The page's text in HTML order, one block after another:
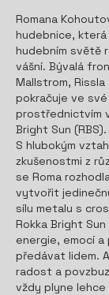
Romana
hudebnice,
hudebním světě
vášní. Bývalá
Mallstrom,
pokračuje ve své
prostřednictvím
Bright Sun (RBS).
S hlubokým
zkušenostmi z
se Roma
vytvořit
sílu metalu s
Rokka Bright
energie, emocí
předávat lidem.
radost a
vždy plyne lehce